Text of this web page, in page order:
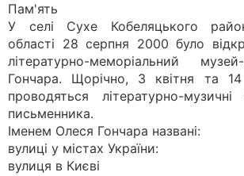
Пам'ять
У селі Сухе Кобеляцького
області 28 серпня 2000 було
літературно-меморіальний
Гончара. Щорічно, 3 квітня та
проводяться літературно-
письменника.
Іменем Олеся Гончара названі:
вулиці у містах України:
вулиця в Києві